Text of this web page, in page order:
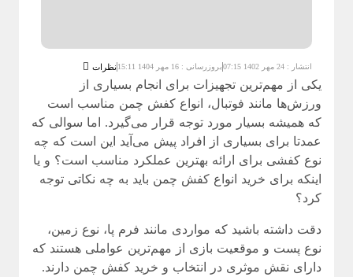
انتشار : 24 مهر 1402 07:15 بروزرسانی : 16 مهر 1404 15:11 نظرات
یکی از مهم‌ترین تجهیزات برای انجام بسیاری از
ورزش‌ها مانند فوتبال،
انواع کفش چمن مناسب است
که همیشه بسیار مورد توجه قرار می‌گیرد. اما سوالی که
عمدتا برای بسیاری از افراد پیش می‌آید این است که چه
نوع کفشی برای ارائه بهترین عملکرد مناسب است؟ و یا
اینکه برای خرید انواع کفش چمن باید به چه نکاتی توجه
کرد؟
دقت داشته باشید که مواردی مانند فرم پا، نوع زمین،
نوع پست و موقعیت بازی از مهم‌ترین عواملی هستند که
دارای نقش موثری در انتخاب و خرید کفش چمن دارند.